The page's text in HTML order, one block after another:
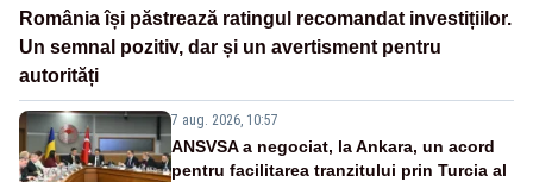
România își păstrează ratingul recomandat investițiilor.
Un semnal pozitiv, dar și un avertisment pentru
autorități
7 aug. 2026, 10:57
ANSVSA a negociat, la Ankara, un acord
pentru facilitarea tranzitului prin Turcia al